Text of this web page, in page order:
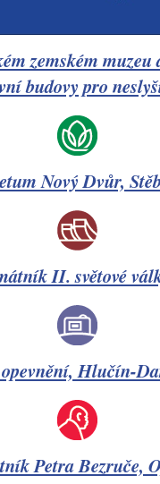
zemském
budovy pro
Nový Dvůr,
II. světové
Hlučín-
Petra Bezruče,